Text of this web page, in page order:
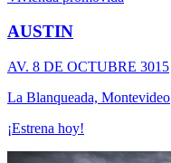
AUSTIN
AV. 8 DE OCTUBRE 3015
La Blanqueada, Montevideo
¡Estrena hoy!